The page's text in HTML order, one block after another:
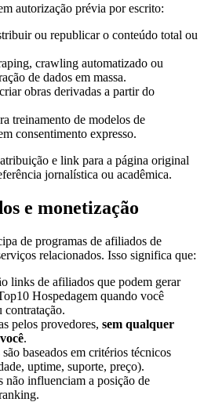
autorização prévia por escrito:
ou republicar o conteúdo total ou
crawling automatizado ou
de dados em massa.
obras derivadas a partir do
treinamento de modelos de
consentimento expresso.
e link para a página original
jornalística ou acadêmica.
e monetização
de programas de afiliados de
relacionados. Isso significa que:
links de afiliados que podem gerar
Hospedagem quando você
contratação.
pelos provedores, sem qualquer
.
baseados em critérios técnicos
uptime, suporte, preço).
não influenciam a posição de